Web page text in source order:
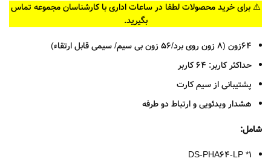
⚠️ برای خرید محصولات لطفا در ساعات اداری با کارشناسان مجموعه تماس
بگیرید.
64زون (8 زون روی برد/56 زون بی سیم/ سیمی قابل ارتقاء)
حداکثر کاربر: 64 کاربر
پشتیبانی از سیم کارت
هشدار ویدئویی و ارتباط دو طرفه
شامل:
DS-PHA64-LP *1